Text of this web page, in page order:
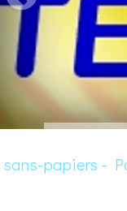
sans-papiers -